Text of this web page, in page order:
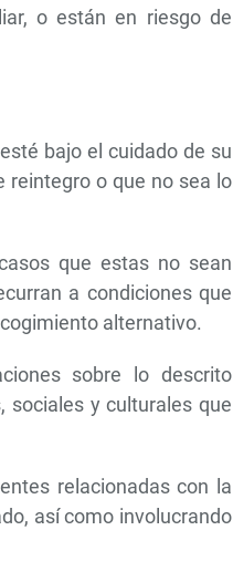
o están en riesgo de
bajo el cuidado de su
reintegro o que no sea lo
que estas no sean
a condiciones que
alternativo.
sobre lo descrito
sociales y culturales que
relacionadas con la
así como involucrando